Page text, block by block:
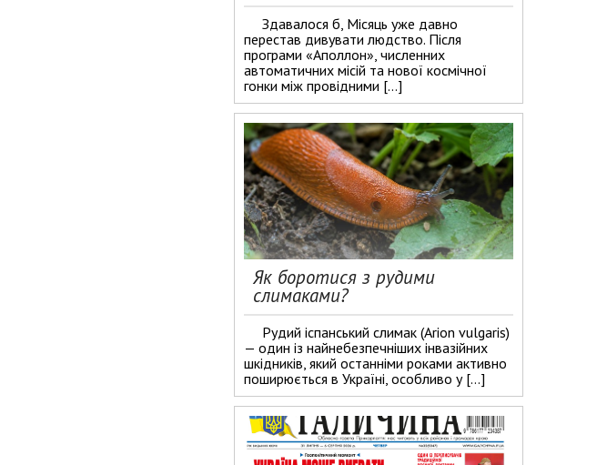
Здавалося б, Місяць уже давно
перестав дивувати людство. Після
програми «Аполлон», численних
автоматичних місій та нової космічної
гонки між провідними […]
Як боротися з рудими
слимаками?
Рудий іспанський слимак (Arion vulgaris)
— один із найнебезпечніших інвазійних
шкідників, який останніми роками активно
поширюється в Україні, особливо у […]